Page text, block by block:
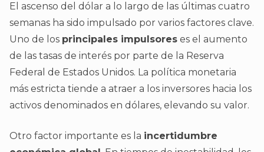
El ascenso del dólar a lo largo de las últimas cuatro
semanas ha sido impulsado por varios factores clave.
Uno de los principales impulsores es el aumento
de las tasas de interés por parte de la Reserva
Federal de Estados Unidos. La política monetaria
más estricta tiende a atraer a los inversores hacia los
activos denominados en dólares, elevando su valor.
Otro factor importante es la incertidumbre